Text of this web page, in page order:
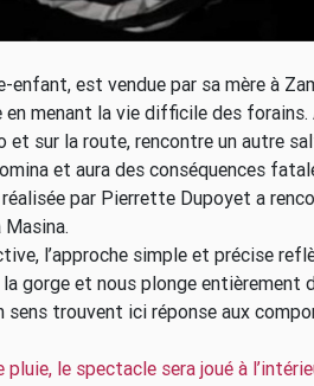
enfant, est vendue par sa mère à
menant la vie difficile des forains.
et sur la route, rencontre un autre
et aura des conséquences
par Pierrette Dupoyet a
l’approche simple et précise
la gorge et nous plonge entièrement
sens trouvent ici réponse aux
pluie, le spectacle sera joué à